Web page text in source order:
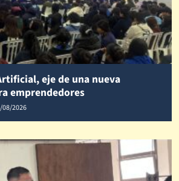
eje de una nueva
emprendedores
08/2026